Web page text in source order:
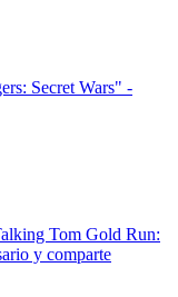
Secret Wars" -
Tom Gold Run:
y comparte